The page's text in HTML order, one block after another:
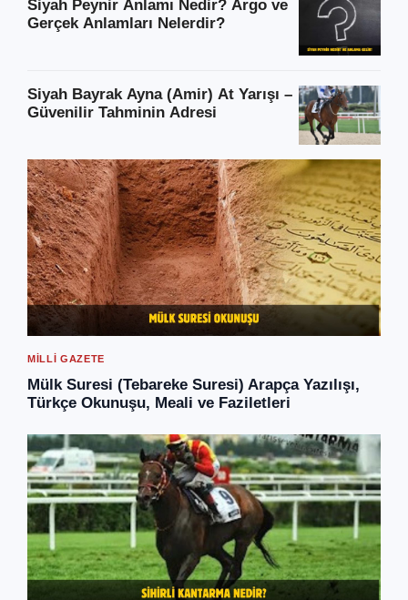
Siyah Peynir Anlamı Nedir? Argo ve
Gerçek Anlamları Nelerdir?
Siyah Bayrak Ayna (Amir) At Yarışı –
Güvenilir Tahminin Adresi
MILLI GAZETE
Mülk Suresi (Tebareke Suresi) Arapça Yazılışı,
Türkçe Okunuşu, Meali ve Faziletleri